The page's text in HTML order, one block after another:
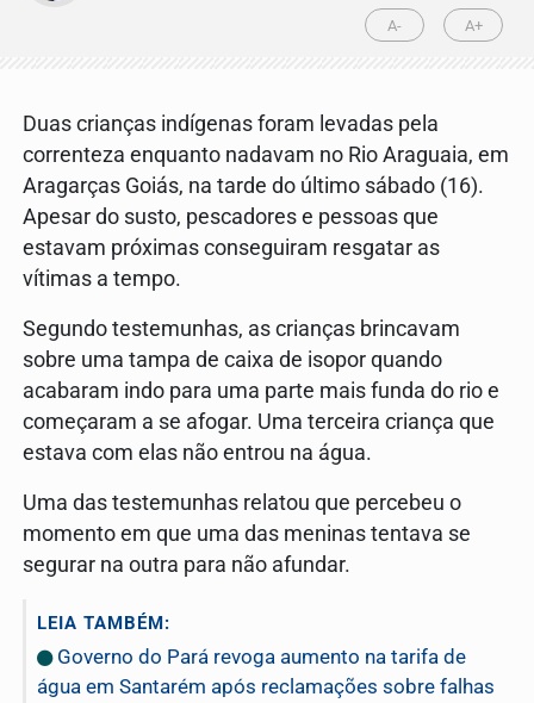
A- A+
Duas crianças indígenas foram levadas pela
correnteza enquanto nadavam no Rio Araguaia, em
Aragarças Goiás, na tarde do último sábado (16).
Apesar do susto, pescadores e pessoas que
estavam próximas conseguiram resgatar as
vítimas a tempo.
Segundo testemunhas, as crianças brincavam
sobre uma tampa de caixa de isopor quando
acabaram indo para uma parte mais funda do rio e
começaram a se afogar. Uma terceira criança que
estava com elas não entrou na água.
Uma das testemunhas relatou que percebeu o
momento em que uma das meninas tentava se
segurar na outra para não afundar.
LEIA TAMBÉM:
Governo do Pará revoga aumento na tarifa de
água em Santarém após reclamações sobre falhas